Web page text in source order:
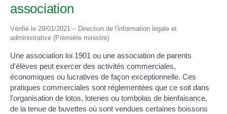
association
Vérifié le 29/01/2021 – Direction de l'information légale et
administrative (Première ministre)
Une association loi 1901 ou une association de parents
d'élèves peut exercer des activités commerciales,
économiques ou lucratives de façon exceptionnelle. Ces
pratiques commerciales sont réglementées que ce soit dans
l'organisation de lotos, loteries ou tombolas de bienfaisance,
de la tenue de buvettes où sont vendues certaines boissons